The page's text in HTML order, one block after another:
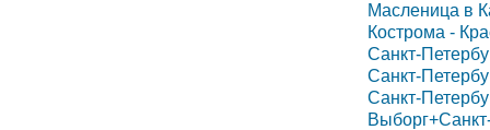
Масленица в
Кострома -
Санкт-
Санкт-
Санкт-